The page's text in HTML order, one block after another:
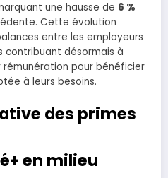
une hausse de 6 %
Cette évolution
entre les employeurs
contribuant désormais à
rémunération pour bénéficier
à leurs besoins.
des primes
en milieu